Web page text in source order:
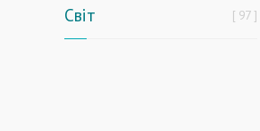
Світ 97